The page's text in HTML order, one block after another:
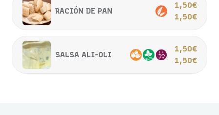
RACIÓN DE PAN
1,50€
1,50€
SALSA ALI-OLI
1,50€
1,50€